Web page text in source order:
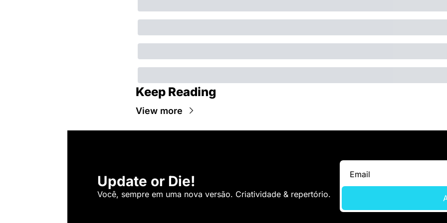
Keep Reading
View more
Update or Die!
Você, sempre em uma nova versão. Criatividade & repertório.